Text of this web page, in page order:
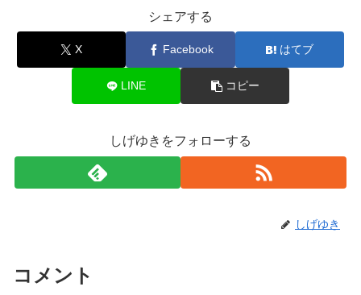
シェアする
X Facebook はてブ
LINE コピー
しげゆきをフォローする
しげゆき
コメント